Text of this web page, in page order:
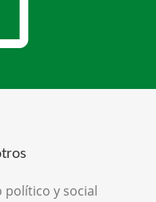
político y social